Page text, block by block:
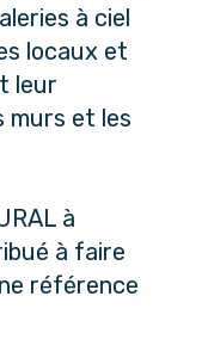
à ciel
locaux et
leur
murs et les
à
à faire
référence